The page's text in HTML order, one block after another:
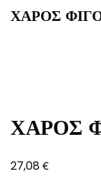
ΧΑΡΟΣ
ΧΑΡΟΣ
27,08€